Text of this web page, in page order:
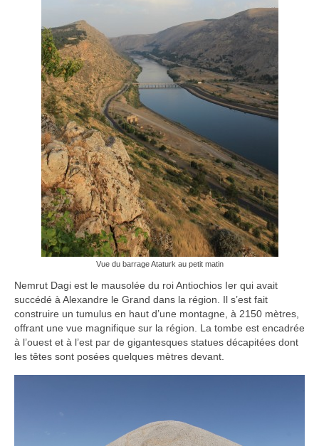
Vue du barrage Ataturk au petit matin
Nemrut Dagi est le mausolée du roi Antiochios Ier qui avait
succédé à Alexandre le Grand dans la région. Il s’est fait
construire un tumulus en haut d’une montagne, à 2150 mètres,
offrant une vue magnifique sur la région. La tombe est encadrée
à l’ouest et à l’est par de gigantesques statues décapitées dont
les têtes sont posées quelques mètres devant.